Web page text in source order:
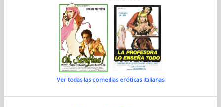
Ver todas las comedias eróticas italianas